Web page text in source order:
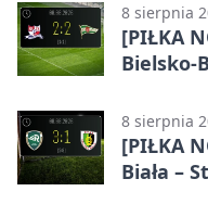
8 sierpnia
[PIŁKA
Bielsko-
Bielsku-
8 sierpnia
[PIŁKA
Biała –